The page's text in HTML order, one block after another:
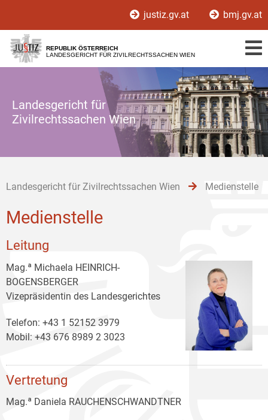
[1]
[2]
[3]
justiz.gv.at bmj.gv.at
REPUBLIK ÖSTERREICH
LANDESGERICHT FÜR ZIVILRECHTSSACHEN WIEN
Landesgericht für
Zivilrechtssachen Wien
Landesgericht für Zivilrechtssachen Wien Medienstelle
Medienstelle
Leitung
Mag.ª Michaela HEINRICH-
BOGENSBERGER
Vizepräsidentin des Landesgerichtes
Telefon: +43 1 52152 3979
Mobil: +43 676 8989 2 3023
Vertretung
Mag.ª Daniela RAUCHENSCHWANDTNER